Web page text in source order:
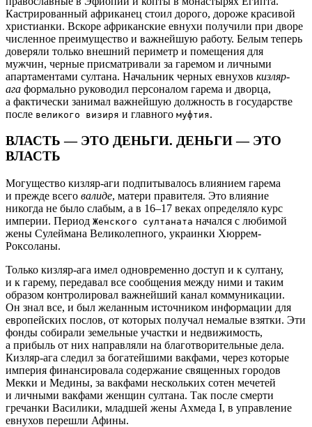
Кастрированный африканец стоил дорого, дороже красивой
христианки. Вскоре африканские евнухи получили при дворе
численное преимущество и важнейшую работу. Белым теперь
доверяли только внешний периметр и помещения для
мужчин, черные присматривали за гаремом и личными
апартаментами султана. Начальник черных евнухов кизляр-
ага формально руководил персоналом гарема и дворца,
а фактически занимал важнейшую должность в государстве
после великого визиря и главного муфтия.
ВЛАСТЬ — ЭТО ДЕНЬГИ. ДЕНЬГИ — ЭТО
ВЛАСТЬ
Могущество кизляр-аги подпитывалось влиянием гарема
и прежде всего валиде, матери правителя. Это влияние
никогда не было слабым, а в 16–17 веках определяло курс
империи. Период Женского султаната начался с любимой
жены Сулеймана Великолепного, украинки Хюррем-
Роксоланы.
Только кизляр-ага имел одновременно доступ и к султану,
и к гарему, передавал все сообщения между ними и таким
образом контролировал важнейший канал коммуникации.
Он знал все, и был желанным источником информации для
европейских послов, от которых получал немалые взятки. Эти
фонды собирали земельные участки и недвижимость,
а прибыль от них направляли на благотворительные дела.
Кизляр-ага следил за богатейшими вакфами, через которые
империя финансировала содержание священных городов
Мекки и Медины, за вакфами нескольких сотен мечетей
и личными вакфами женщин султана. Так после смерти
гречанки Василики, младшей жены Ахмеда I, в управление
евнухов перешли Афины.